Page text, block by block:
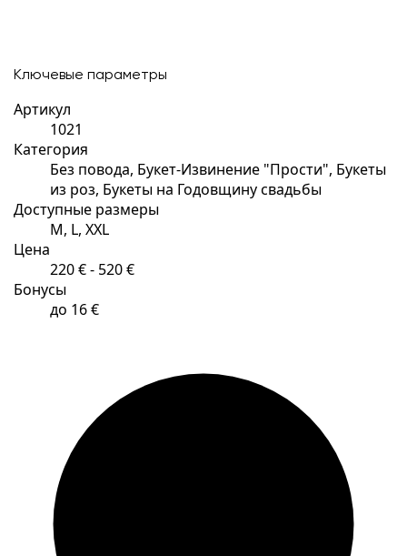
Ключевые параметры
Артикул
1021
Категория
Без повода, Букет-Извинение "Прости", Букеты
из роз, Букеты на Годовщину свадьбы
Доступные размеры
M, L, XXL
Цена
220 € - 520 €
Бонусы
до 16 €